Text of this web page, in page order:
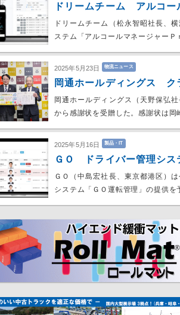
ドリームチーム アルコー
ドリームチーム（松永智昭社長、
ステム「アルコールマネージャー
2025年5月23日 物流ニュース
岡通ホールディングス ク
岡通ホールディングス（天野保弘
から感謝状を受贈した。感謝状は
2025年5月16日 製品・IT
ＧＯ ドライバー管理シス
ＧＯ（中島宏社長、東京都港区）
システム「ＧＯ運転管理」の提供